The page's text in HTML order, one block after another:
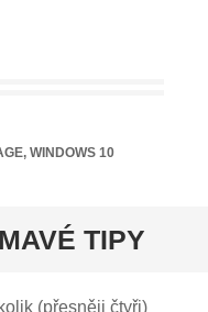
, WINDOWS 10
TIPY
(přesněji čtyři)